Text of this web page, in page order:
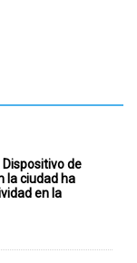
de
la ciudad ha
en la